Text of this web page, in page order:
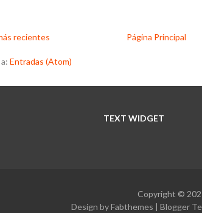
recientes Página Principal
Entradas (Atom)
TEXT WIDGET
Copyright ©
Design byFabthemes | Blogger